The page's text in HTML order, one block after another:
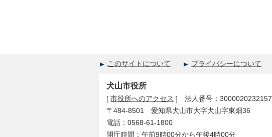
このサイトについて プライバシーについて
犬山市役所
[ 市役所へのアクセス ] 法人番号：3000020232157
〒484-8501 愛知県犬山市大字犬山字東畑36
電話：0568-61-1800
開庁時間：午前9時00分から午後4時00分